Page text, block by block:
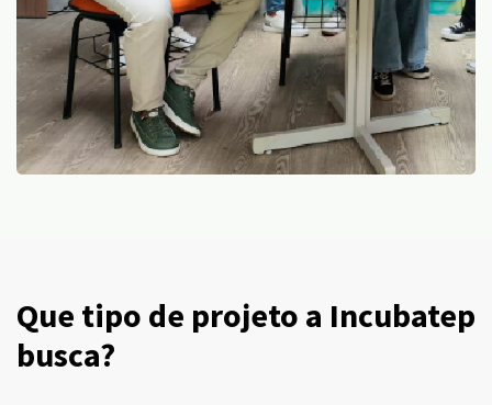
Que tipo de projeto a Incubatep
busca?